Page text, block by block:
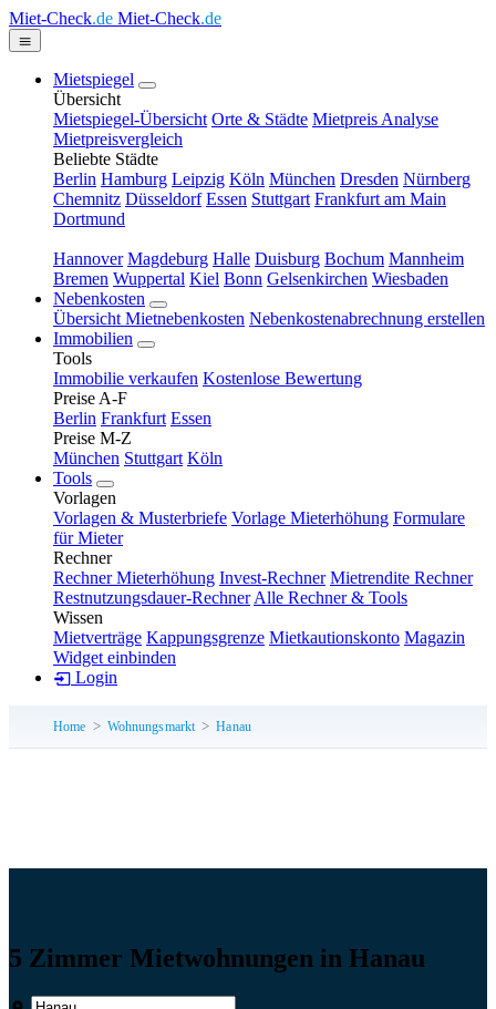
Miet-Check.de Miet-Check.de
Mietspiegel
Übersicht
Mietspiegel-Übersicht Orte & Städte Mietpreis Analyse
Mietpreisvergleich
Beliebte Städte
Berlin Hamburg Leipzig Köln München Dresden Nürnberg
Chemnitz Düsseldorf Essen Stuttgart Frankfurt am Main
Dortmund
Hannover Magdeburg Halle Duisburg Bochum Mannheim
Bremen Wuppertal Kiel Bonn Gelsenkirchen Wiesbaden
Nebenkosten
Übersicht Mietnebenkosten Nebenkostenabrechnung erstellen
Immobilien
Tools
Immobilie verkaufen Kostenlose Bewertung
Preise A-F
Berlin Frankfurt Essen
Preise M-Z
München Stuttgart Köln
Tools
Vorlagen
Vorlagen & Musterbriefe Vorlage Mieterhöhung Formulare
für Mieter
Rechner
Rechner Mieterhöhung Invest-Rechner Mietrendite Rechner
Restnutzungsdauer-Rechner Alle Rechner & Tools
Wissen
Mietverträge Kappungsgrenze Mietkautionskonto Magazin
Widget einbinden
Login
Home Wohnungsmarkt Hanau
5 Zimmer Mietwohnungen in Hanau